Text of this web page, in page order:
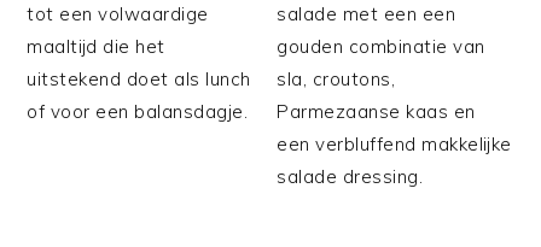
tot een volwaardige
maaltijd die het
uitstekend doet als lunch
of voor een balansdagje.
salade met een een
gouden combinatie van
sla, croutons,
Parmezaanse kaas en
een verbluffend makkelijke
salade dressing.